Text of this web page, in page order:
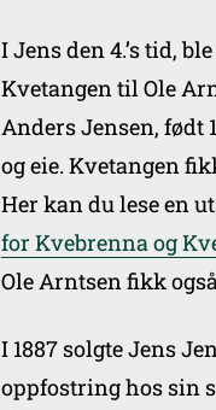
I Jens den 4.’s tid,
Kvetangen til Ole
Anders Jensen, født
og eie. Kvetangen
Her kan du lese en
for Kvebrenna og
Ole Arntsen fikk
I 1887 solgte Jens
oppfostring hos sin